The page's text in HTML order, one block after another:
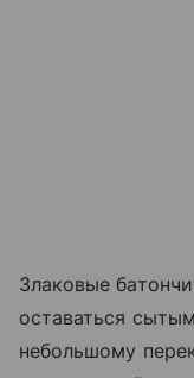
Злаковые
оставаться
небольшому